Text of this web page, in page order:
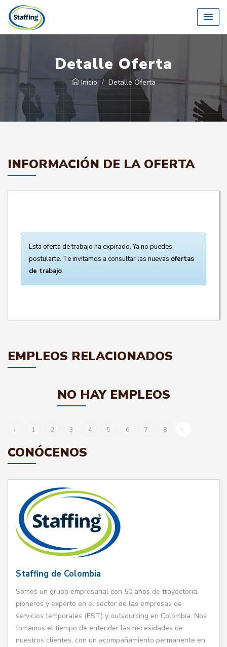
Detalle Oferta
Inicio Detalle Oferta
INFORMACIÓN DE LA OFERTA
Esta oferta de trabajo ha expirado. Ya no puedes
postularte. Te invitamos a consultar las nuevas ofertas
de trabajo.
EMPLEOS RELACIONADOS
NO HAY EMPLEOS
‹ 1 2 3 4 5 6 7 8 ›
CONÓCENOS
Staffing de Colombia
Somos un grupo empresarial con 50 años de trayectoria,
pioneros y experto en el sector de las empresas de
servicios temporales (EST) y outsourcing en Colombia. Nos
tomamos el tiempo de entender las necesidades de
nuestros clientes, con un acompañamiento permanente en